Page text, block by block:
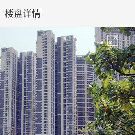
楼盘详情